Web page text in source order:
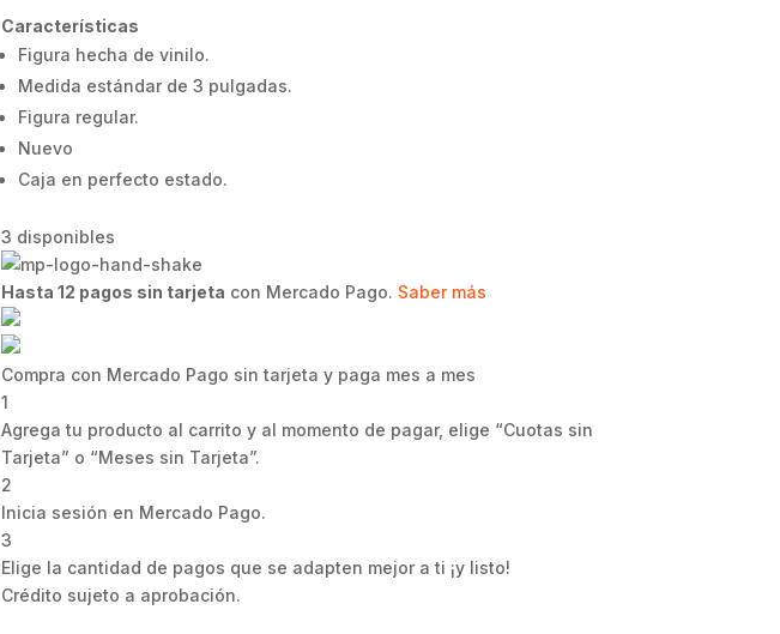
Características
Figura hecha de vinilo.
Medida estándar de 3 pulgadas.
Figura regular.
Nuevo
Caja en perfecto estado.
3 disponibles
Hasta 12 pagos sin tarjeta con Mercado Pago. Saber más
Compra con Mercado Pago sin tarjeta y paga mes a mes
1
Agrega tu producto al carrito y al momento de pagar, elige “Cuotas sin
Tarjeta” o “Meses sin Tarjeta”.
2
Inicia sesión en Mercado Pago.
3
Elige la cantidad de pagos que se adapten mejor a ti ¡y listo!
Crédito sujeto a aprobación.